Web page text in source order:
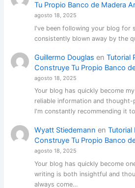
Tu Propio Banco de Madera
agosto 18, 2025
I've been following your blog for
consistently blown away by the
Guillermo Douglas en Tutorial
Construye Tu Propio Banco
agosto 18, 2025
Your blog has quickly become
reliable information and
I'm constantly recommending it
Wyatt Stiedemann en Tutorial
Construye Tu Propio Banco
agosto 18, 2025
Your blog has quickly become
writing is both insightful and
always come…